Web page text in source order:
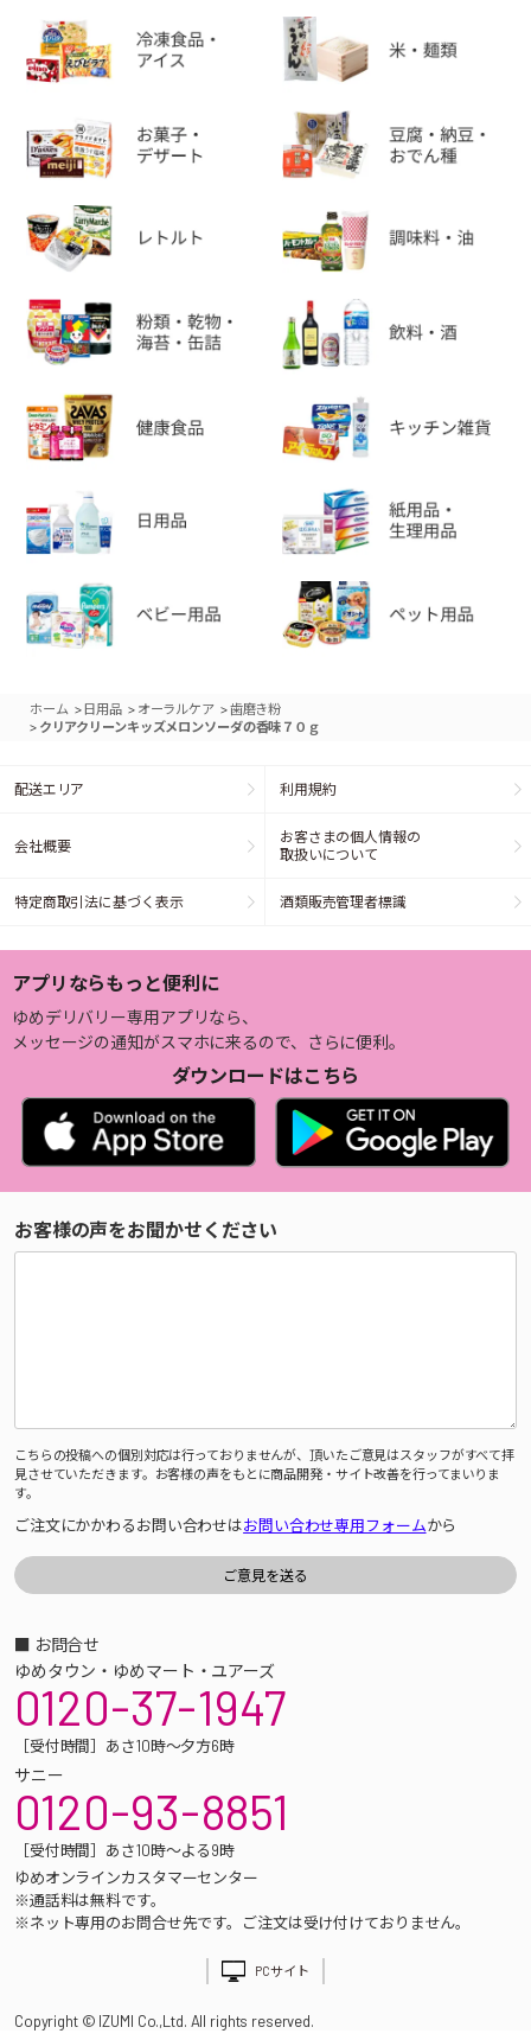
ホーム > 日用品 > オーラルケア >歯磨き粉
> クリアクリーンキッズメロンソーダの香味７０ｇ
配送エリア 利用規約
会社概要
お客さまの個人情報の
取扱いについて
特定商取引法に基づく表示 酒類販売管理者標識
アプリならもっと便利に
ゆめデリバリー専用アプリなら、
メッセージの通知がスマホに来るので、さらに便利。
ダウンロードはこちら
お客様の声をお聞かせください
こちらの投稿への個別対応は行っておりませんが、頂いたご意見はスタッフがすべて拝
見させていただきます。お客様の声をもとに商品開発・サイト改善を行ってまいりま
す。
ご注文にかかわるお問い合わせはお問い合わせ専用フォームから
■ お問合せ
ゆめタウン・ゆめマート・ユアーズ
0120-37-1947
［受付時間］あさ10時～夕方6時
サニー
0120-93-8851
［受付時間］あさ10時～よる9時
ゆめオンラインカスタマーセンター
※通話料は無料です。
※ネット専用のお問合せ先です。ご注文は受け付けておりません。
PCサイト
Copyright © IZUMI Co.,Ltd. All rights reserved.